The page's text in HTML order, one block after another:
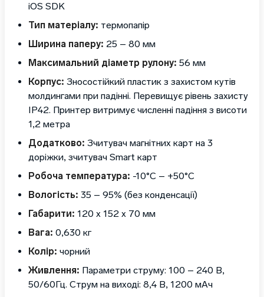
iOS SDK
Тип матеріалу: термопапір
Ширина паперу: 25 – 80 мм
Максимальний діаметр рулону: 56 мм
Корпус: Зносостійкий пластик з захистом кутів
молдингами при падінні. Перевищує рівень захисту
IP42. Принтер витримує численні падіння з висоти
1,2 метра
Додатково: Зчитувач магнітних карт на 3
доріжки, зчитувач Smart карт
Робоча температура: -10°C – +50°C
Вологість: 35 – 95% (без конденсації)
Габарити: 120 х 152 х 70 мм
Вага: 0,630 кг
Колір: чорний
Живлення: Параметри струму: 100 – 240 В,
50/60Гц. Струм на виході: 8,4 В, 1200 мАч